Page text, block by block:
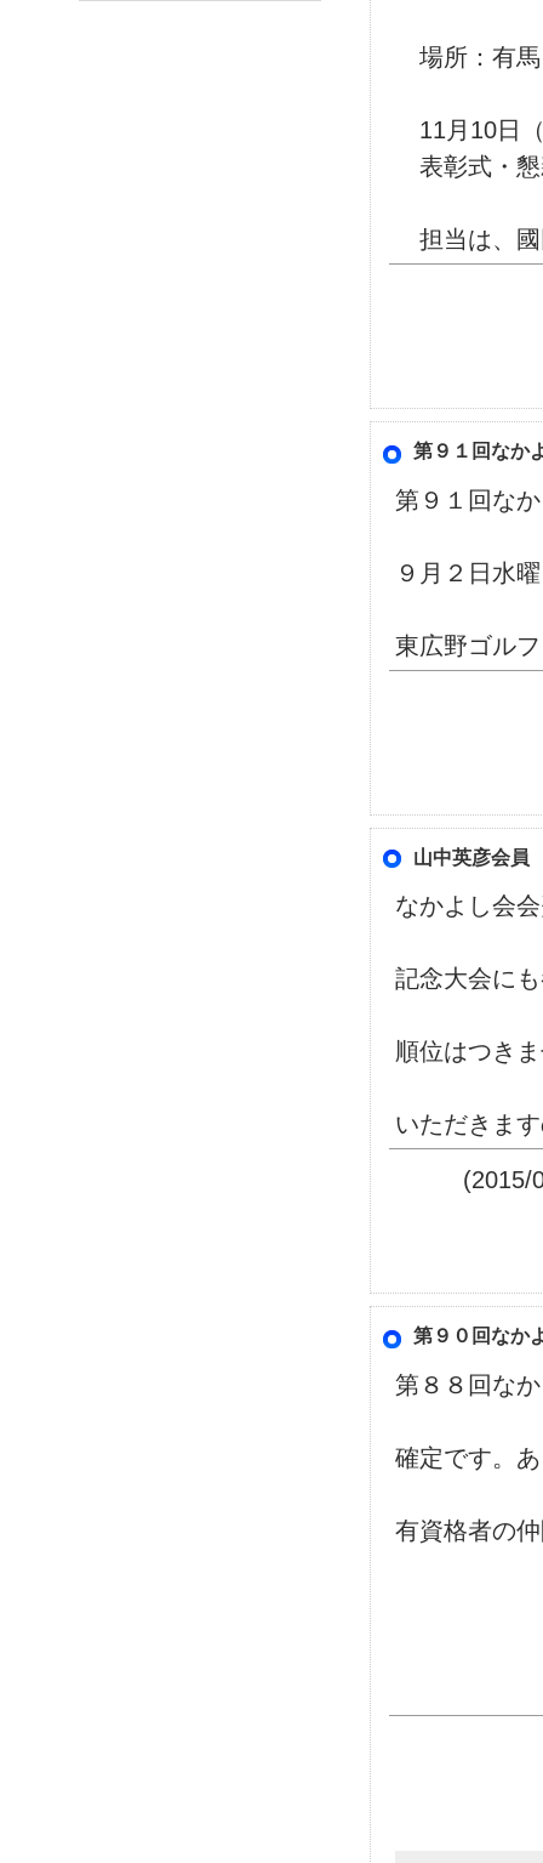
場所：有
11月10日
表彰式・懇
担当は、國
第９１回なか
第９１回な
９月２日水
東広野ゴル
山中英彦会員
なかよし会
記念大会に
順位はつき
いただきま
第９０回なか
第８８回な
確定です。
有資格者の